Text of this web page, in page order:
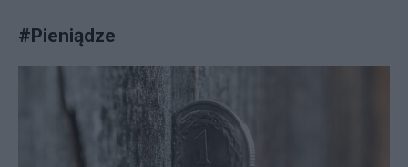
#Pieniądze